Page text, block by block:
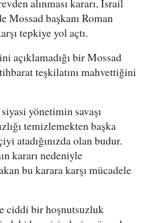
alınması kararı, İsrail
Mossad başkanı Roman
tepkiye yol açtı.
açıklamadığı bir Mossad
teşkilatını mahvettiğini
yönetimin savaşı
temizlemekten başka
atadığınızda olan budur.
kararı nedeniyle
bu karara karşı mücadele
ciddi bir hoşnutsuzluk